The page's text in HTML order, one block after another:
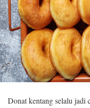
Donat kentang selalu jadi